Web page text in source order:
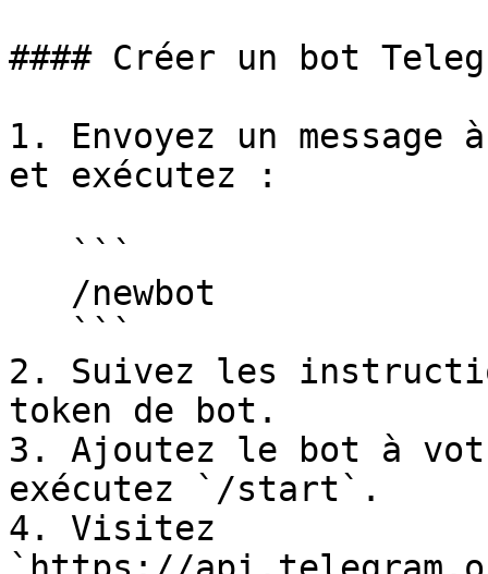
#### Créer un bot
1. Envoyez un message
et exécutez :
2. Suivez les
token de bot.
3. Ajoutez le bot à
exécutez `/start`.
4. Visitez